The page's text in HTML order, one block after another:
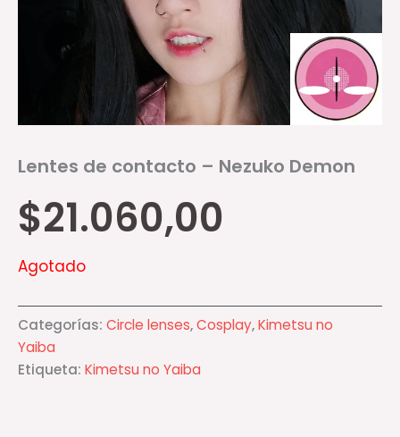
Lentes de contacto – Nezuko Demon
$21.060,00
Agotado
Categorías: Circle lenses,Cosplay,Kimetsu no
Yaiba
Etiqueta: Kimetsu no Yaiba